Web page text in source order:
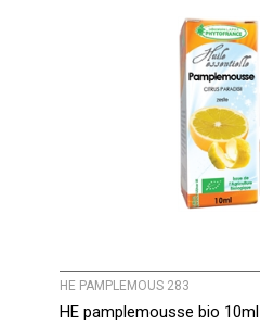
HE PAMPLEMOUS 283
HE pamplemousse bio 10ml